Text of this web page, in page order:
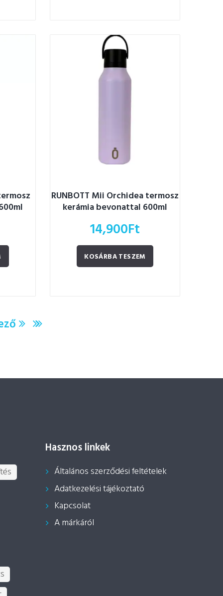
RUNBOTT Mii Orchidea termosz
kerámia bevonattal 600ml
14,900Ft
KOSÁRBA TESZEM
Hasznos linkek
Általános szerződési feltételek
Adatkezelési tájékoztató
Kapcsolat
A márkáról